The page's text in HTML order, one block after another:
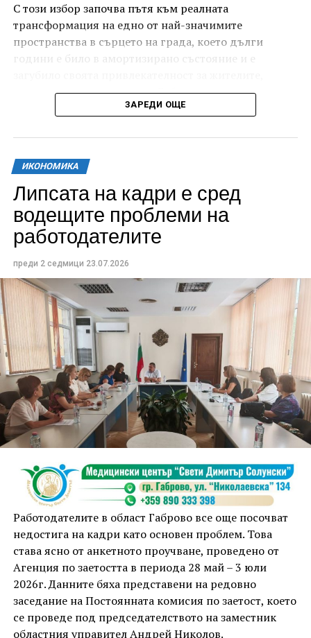
С този избор започва пътя към реалната
трансформация на едно от най-значимите
пространства в сърцето на града, което дълги
години е било в амортизирано състояние и е
младите хора и гостите на Габрово.
Проектът предвижда изготвяне на пълния
инвестиционен работен проект във всички
необходими части – архитектура, конструктивни
решения, електро- и ВиК инсталации, енергийна
ефективност, ОВК, благоустройство,
паркоустройство, пътна инфраструктура и
организация на движението.
Това е първата стъпка към създаването на
съвременна, функционална и устойчива среда,
която да отговори на политиките на Габрово като
един от климатично неутралните градове в Европа.
„Работим за това Общински пазар Габрово да има
съвсем ново развитие, което ще отрази много от
традициите, но по начин, който ще бъдат
осъвременени и ще направят мястото наистина
привлекателно“, подчерта кметът Таня Христова.
ЗАРЕДИ ОЩЕ
ИКОНОМИКА
Липсата на кадри е сред
водещите проблеми на
работодателите
преди 2 седмици 23.07.2026
Работодателите в област Габрово все още посочват
недостига на кадри като основен проблем. Това
става ясно от анкетното проучване, проведено от
Агенция по заетостта в периода 28 май – 3 юли
2026г. Данните бяха представени на редовно
заседание на Постоянната комисия по заетост, което
се проведе под председателството на заместник
областния управител Андрей Николов.